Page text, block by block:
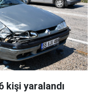
kişi yaralandı